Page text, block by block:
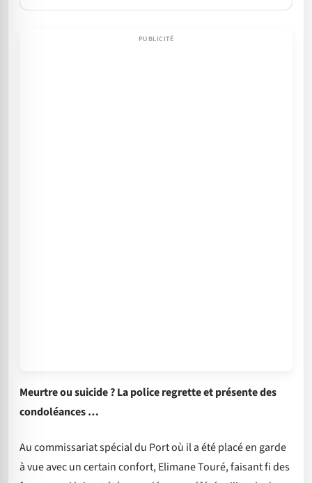
Meurtre ou suicide ? La police regrette et présente des
condoléances …
Au commissariat spécial du Port où il a été placé en garde
à vue avec un certain confort, Elimane Touré, faisant fi des